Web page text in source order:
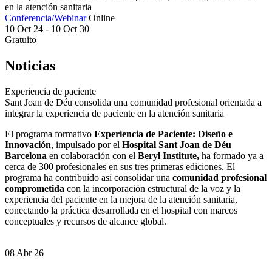
en la atención sanitaria
Conferencia/Webinar Online
10 Oct 24 - 10 Oct 30
Gratuito
Noticias
Experiencia de paciente
Sant Joan de Déu consolida una comunidad profesional orientada a
integrar la experiencia de paciente en la atención sanitaria
El programa formativo Experiencia de Paciente: Diseño e
Innovación, impulsado por el Hospital Sant Joan de Déu
Barcelona en colaboración con el Beryl Institute, ha formado ya a
cerca de 300 profesionales en sus tres primeras ediciones. El
programa ha contribuido así consolidar una comunidad profesional
comprometida con la incorporación estructural de la voz y la
experiencia del paciente en la mejora de la atención sanitaria,
conectando la práctica desarrollada en el hospital con marcos
conceptuales y recursos de alcance global.
08 Abr 26